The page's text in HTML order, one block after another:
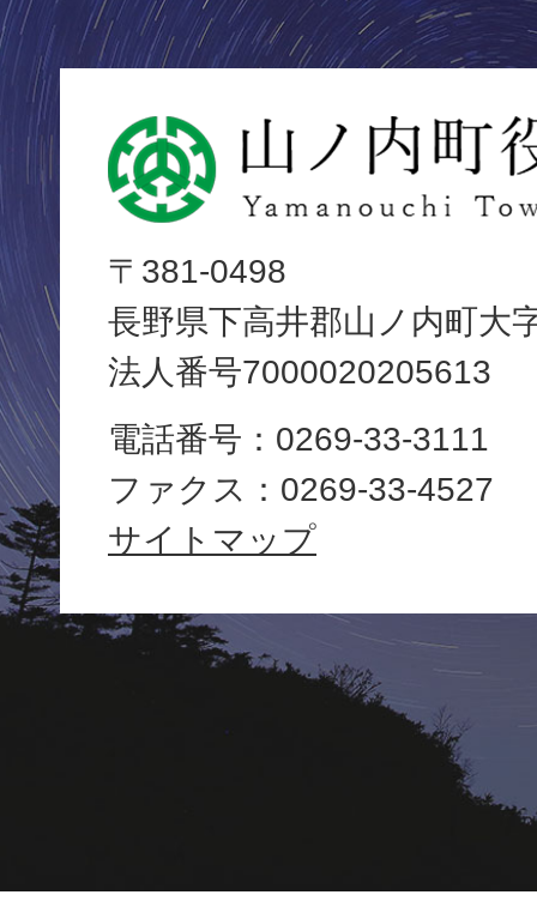
山
ノ
内
町
役
場
Yamanouchi
Town
〒381-0498
長野県下高井郡山ノ内町大
法人番号7000020205613
電話番号：0269-33-3111
ファクス：0269-33-4527
サイトマップ